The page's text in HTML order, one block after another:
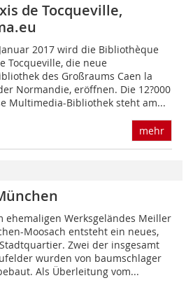
de Tocqueville,
2017 wird die Bibliothèque
Tocqueville, die neue
des Großraums Caen la
Normandie, eröffnen. Die 12?000
Multimedia-Bibliothek steht am...
mehr
ehemaligen Werksgeländes Meiller
Moosach entsteht ein neues,
Zwei der insgesamt
wurden von baumschlager
Als Überleitung vom...